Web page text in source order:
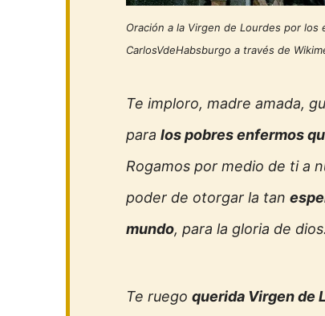
Oración a la Virgen de Lourdes por
CarlosVdeHabsburgo a través de
Te imploro, madre amada,
para los pobres enfermos
Rogamos por medio de ti a
poder de otorgar la tan
mundo, para la gloria de dios.
Te ruego querida Virgen de